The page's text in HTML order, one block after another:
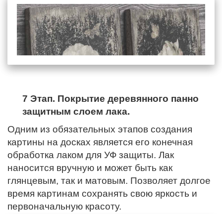
7 Этап. Покрытие деревянного панно
защитным слоем лака.
Одним из обязательных этапов создания
картины на досках является его конечная
обработка лаком для УФ защиты. Лак
наносится вручную и может быть как
глянцевым, так и матовым. Позволяет долгое
время картинам сохранять свою яркость и
первоначальную красоту.